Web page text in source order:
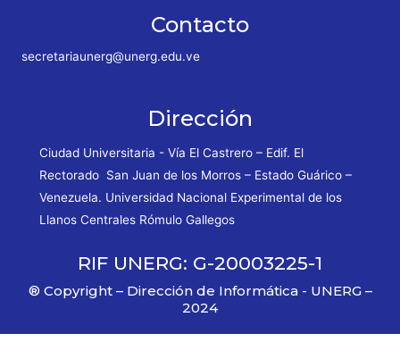
Contacto
secretariaunerg@unerg.edu.ve
Dirección
Ciudad Universitaria - Vía El Castrero – Edif. El
Rectorado San Juan de los Morros – Estado Guárico –
Venezuela. Universidad Nacional Experimental de los
Llanos Centrales Rómulo Gallegos
RIF UNERG: G-20003225-1
® Copyright – Dirección de Informática - UNERG –
2024